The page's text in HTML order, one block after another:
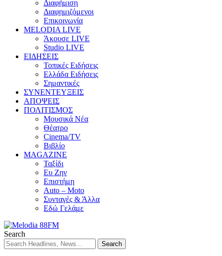
Διαφήμιση
Διαφημιζόμενοι
Επικοινωνία
MELODIA LIVE
Άκουσε LIVE
Studio LIVE
ΕΙΔΗΣΕΙΣ
Τοπικές Ειδήσεις
Ελλάδα Ειδήσεις
Σημαντικές
ΣΥΝΕΝΤΕΥΞΕΙΣ
ΑΠΟΨΕΙΣ
ΠΟΛΙΤΙΣΜΟΣ
Μουσικά Νέα
Θέατρο
Cinema/TV
Βιβλίο
MAGAZINE
Ταξίδι
Ευ Ζην
Επιστήμη
Auto – Moto
Συνταγές & Άλλα
Εδώ Γελάμε
Search